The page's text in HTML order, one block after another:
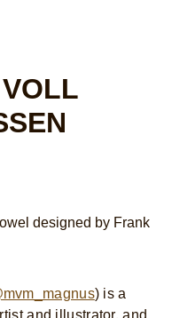
) is a
and illustrator, and